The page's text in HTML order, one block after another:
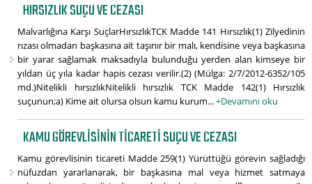
HIRSIZLIK SUÇU VE CEZASI
Malvarlığına Karşı SuçlarHırsızlıkTCK Madde 141 Hırsızlık(1) Zilyedinin
rızası olmadan başkasına ait taşınır bir malı, kendisine veya başkasına
bir yarar sağlamak maksadıyla bulunduğu yerden alan kimseye bir
yıldan üç yıla kadar hapis cezası verilir.(2) (Mülga: 2/7/2012-6352/105
md.)Nitelikli hırsızlıkNitelikli hırsızlık TCK Madde 142(1) Hırsızlık
suçunun;a) Kime ait olursa olsun kamu kurum...+Devamını oku
KAMU GÖREVLISININ TICARETI SUÇU VE CEZASI
Kamu görevlisinin ticareti Madde 259(1) Yürüttüğü görevin sağladığı
nüfuzdan yararlanarak, bir başkasına mal veya hizmet satmaya